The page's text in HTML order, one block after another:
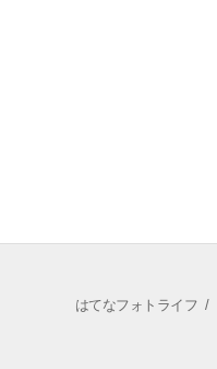
はてなフォトライフ /